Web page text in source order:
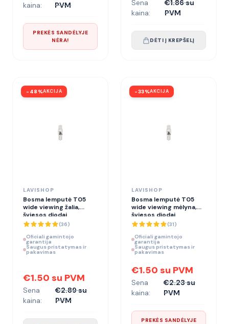
kaina: PVM
PREKĖS SANDĖLYJE
NĖRA!
Sena
kaina:
€1.86 su
PVM
DĖTI Į KREPŠELĮ
- 48 %AKCIJA
LAVISHOP
Bosma lemputė T05
wide viewing žalia,
šviesos diodai
(36)
Oficiali gamintojo
garantija
Saugus pristatymas ir
pakavimas
€1.50 su PVM
Sena
kaina:
€2.89 su
PVM
-33%AKCIJA
LAVISHOP
Bosma lemputė T05
wide viewing mėlyna,
šviesos diodai
(31)
Oficiali gamintojo
garantija
Saugus pristatymas ir
pakavimas
€1.50 su PVM
Sena
kaina:
€2.23 su
PVM
PREKĖS SANDĖLYJE